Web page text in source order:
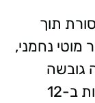
תוך
נחמני,
גובשה
תוכנית המאפשרת חגיגות מבוקרות ב-12